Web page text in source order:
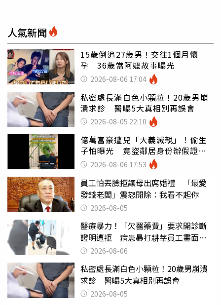
人氣新聞
15歲倒追27歲男！交往1個月懷
孕 36歲當阿嬤故事曝光
2026-08-06 17:04
私密處長滿白色小顆粒！20歲男崩
潰求診 醫曝5大真相別再誤會
2026-08-05 22:10
億萬富豪遭兒「大義滅親」！偷生
子怕曝光 竟盜鄰居身份辦假證落
戶 2026-08-06 17:53
員工怕丟臉拒讓母出席婚禮 「最愛
發錢老闆」震怒開除：我看不起你
2026-08-05
醫療暴力！「欠醫藥費」要求開診斷
證明遭拒 病患暴打耕莘員工畫面曝
光 2026-08-06
私密處長滿白色小顆粒！20歲男崩潰
求診 醫曝5大真相別再誤會
2026-08-05